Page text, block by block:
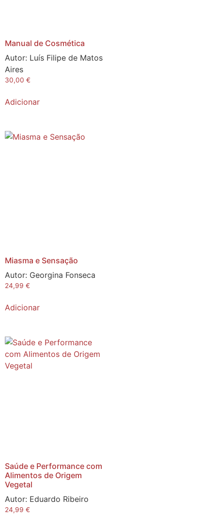
Manual de Cosmética
Autor: Luís Filipe de Matos
Aires
30,00 €
Adicionar
Miasma e Sensação
Autor: Georgina Fonseca
24,99 €
Adicionar
Saúde e Performance com
Alimentos de Origem
Vegetal
Autor: Eduardo Ribeiro
24,99 €